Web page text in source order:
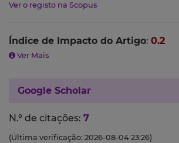
Ver o registo na Scopus
Índice de Impacto do Artigo: 0.2
Ver Mais
Google Scholar
N.º de citações: 7
(Última verificação: 2026-08-04 23:26)